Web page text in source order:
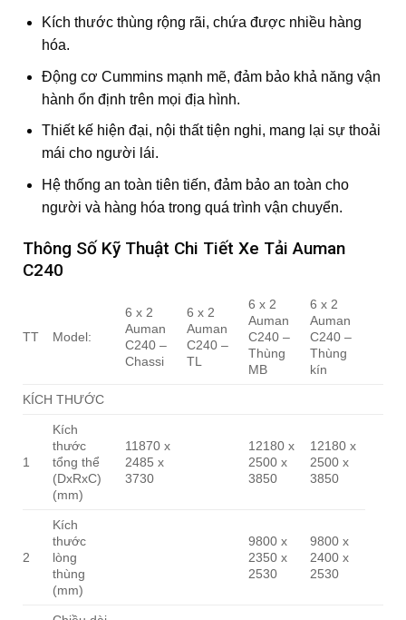
Kích thước thùng rộng rãi, chứa được nhiều hàng
hóa.
Động cơ Cummins mạnh mẽ, đảm bảo khả năng vận
hành ổn định trên mọi địa hình.
Thiết kế hiện đại, nội thất tiện nghi, mang lại sự thoải
mái cho người lái.
Hệ thống an toàn tiên tiến, đảm bảo an toàn cho
người và hàng hóa trong quá trình vận chuyển.
Thông Số Kỹ Thuật Chi Tiết Xe Tải Auman
C240
TT Model:
6 x 2
Auman
C240 –
Chassi
6 x 2
Auman
C240 –
TL
6 x 2
Auman
C240 –
Thùng
MB
6 x 2
Auman
C240 –
Thùng
kín
KÍCH THƯỚC
1
Kích
thước
tổng thể
(DxRxC)
(mm)
11870 x
2485 x
3730
12180 x
2500 x
3850
12180 x
2500 x
3850
2
Kích
thước
lòng
thùng
(mm)
9800 x
2350 x
2530
9800 x
2400 x
2530